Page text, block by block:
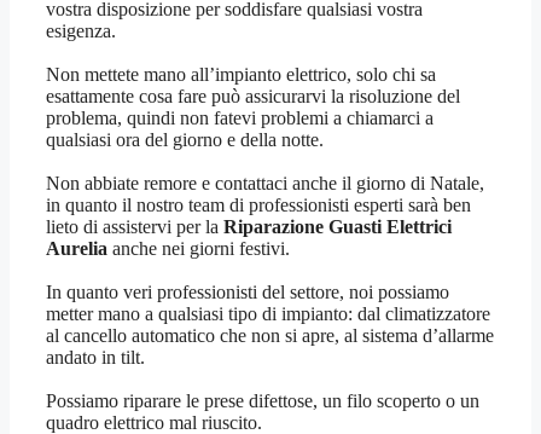
vostra disposizione per soddisfare qualsiasi vostra
esigenza.
Non mettete mano all’impianto elettrico, solo chi sa
esattamente cosa fare può assicurarvi la risoluzione del
problema, quindi non fatevi problemi a chiamarci a
qualsiasi ora del giorno e della notte.
Non abbiate remore e contattaci anche il giorno di Natale,
in quanto il nostro team di professionisti esperti sarà ben
lieto di assistervi per la Riparazione Guasti Elettrici
Aurelia anche nei giorni festivi.
In quanto veri professionisti del settore, noi possiamo
metter mano a qualsiasi tipo di impianto: dal climatizzatore
al cancello automatico che non si apre, al sistema d’allarme
andato in tilt.
Possiamo riparare le prese difettose, un filo scoperto o un
quadro elettrico mal riuscito.